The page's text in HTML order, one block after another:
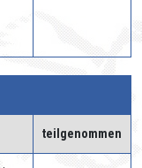
teilgenommen